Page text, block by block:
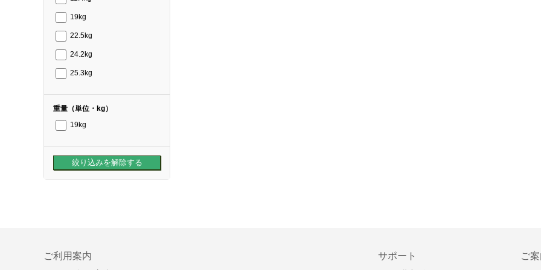
19kg
22.5kg
24.2kg
25.3kg
重量（単位・kg）
19kg
ご利用案内 サポート ご